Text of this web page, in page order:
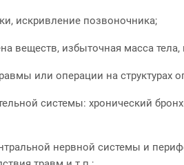
искривление позвоночника;
веществ, избыточная масса
или операции на структурах
системы: хронический
нервной системы и